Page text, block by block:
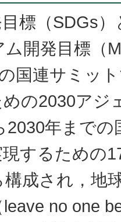
標（SDGs
開発目標（
国連サミッ
の2030アジ
2030年までの
するための
成され，地
no one